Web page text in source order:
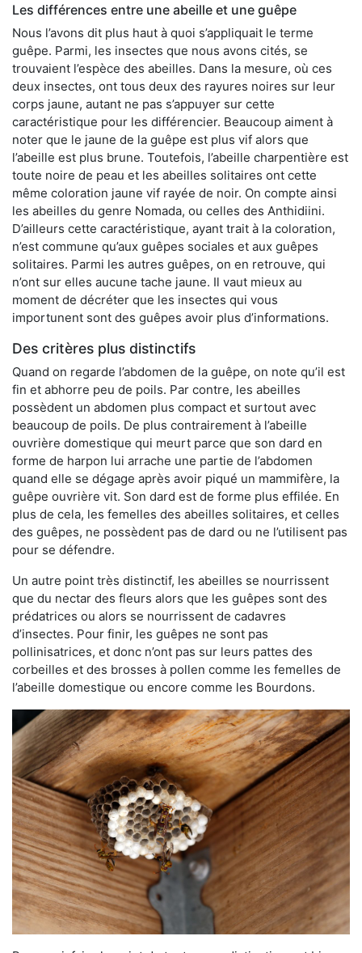
Les différences entre une abeille et une guêpe
Nous l’avons dit plus haut à quoi s’appliquait le terme
guêpe. Parmi, les insectes que nous avons cités, se
trouvaient l’espèce des abeilles. Dans la mesure, où ces
deux insectes, ont tous deux des rayures noires sur leur
corps jaune, autant ne pas s’appuyer sur cette
caractéristique pour les différencier. Beaucoup aiment à
noter que le jaune de la guêpe est plus vif alors que
l’abeille est plus brune. Toutefois, l’abeille charpentière est
toute noire de peau et les abeilles solitaires ont cette
même coloration jaune vif rayée de noir. On compte ainsi
les abeilles du genre Nomada, ou celles des Anthidiini.
D’ailleurs cette caractéristique, ayant trait à la coloration,
n’est commune qu’aux guêpes sociales et aux guêpes
solitaires. Parmi les autres guêpes, on en retrouve, qui
n’ont sur elles aucune tache jaune. Il vaut mieux au
moment de décréter que les insectes qui vous
importunent sont des guêpes avoir plus d’informations.
Des critères plus distinctifs
Quand on regarde l’abdomen de la guêpe, on note qu’il est
fin et abhorre peu de poils. Par contre, les abeilles
possèdent un abdomen plus compact et surtout avec
beaucoup de poils. De plus contrairement à l’abeille
ouvrière domestique qui meurt parce que son dard en
forme de harpon lui arrache une partie de l’abdomen
quand elle se dégage après avoir piqué un mammifère, la
guêpe ouvrière vit. Son dard est de forme plus effilée. En
plus de cela, les femelles des abeilles solitaires, et celles
des guêpes, ne possèdent pas de dard ou ne l’utilisent pas
pour se défendre.
Un autre point très distinctif, les abeilles se nourrissent
que du nectar des fleurs alors que les guêpes sont des
prédatrices ou alors se nourrissent de cadavres
d’insectes. Pour finir, les guêpes ne sont pas
pollinisatrices, et donc n’ont pas sur leurs pattes des
corbeilles et des brosses à pollen comme les femelles de
l’abeille domestique ou encore comme les Bourdons.